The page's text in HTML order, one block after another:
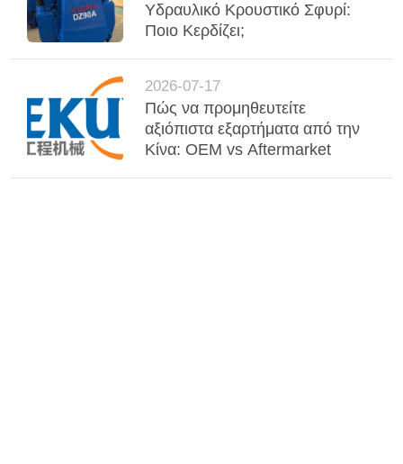
Υδραυλικό Κρουστικό Σφυρί:
Ποιο Κερδίζει;
2026-07-17
Πώς να προμηθευτείτε
αξιόπιστα εξαρτήματα από την
Κίνα: OEM vs Aftermarket